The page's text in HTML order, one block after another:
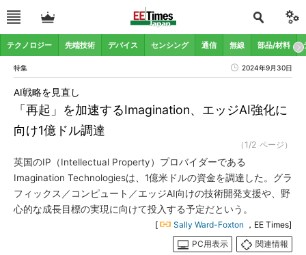
テクノロジー 先端技術 デバイス センシング 通信 無線 部品/材料
特集 2024年9月30日
「再起」を加速するImagination、エッジAI強化に
向け1億ドル調達
AI戦略を見直し
（1/2 ページ）
英国のIP（Intellectual Property）プロバイダーである
Imagination Technologiesは、1億米ドルの資金を調達した。グラ
フィックス／コンピュート／エッジAI向けの技術開発支援や、野
心的な成長目標の実現に向けて投入する予定だという。
[ Sally Ward-Foxton ，EE Times]
PC用表示
関連情報